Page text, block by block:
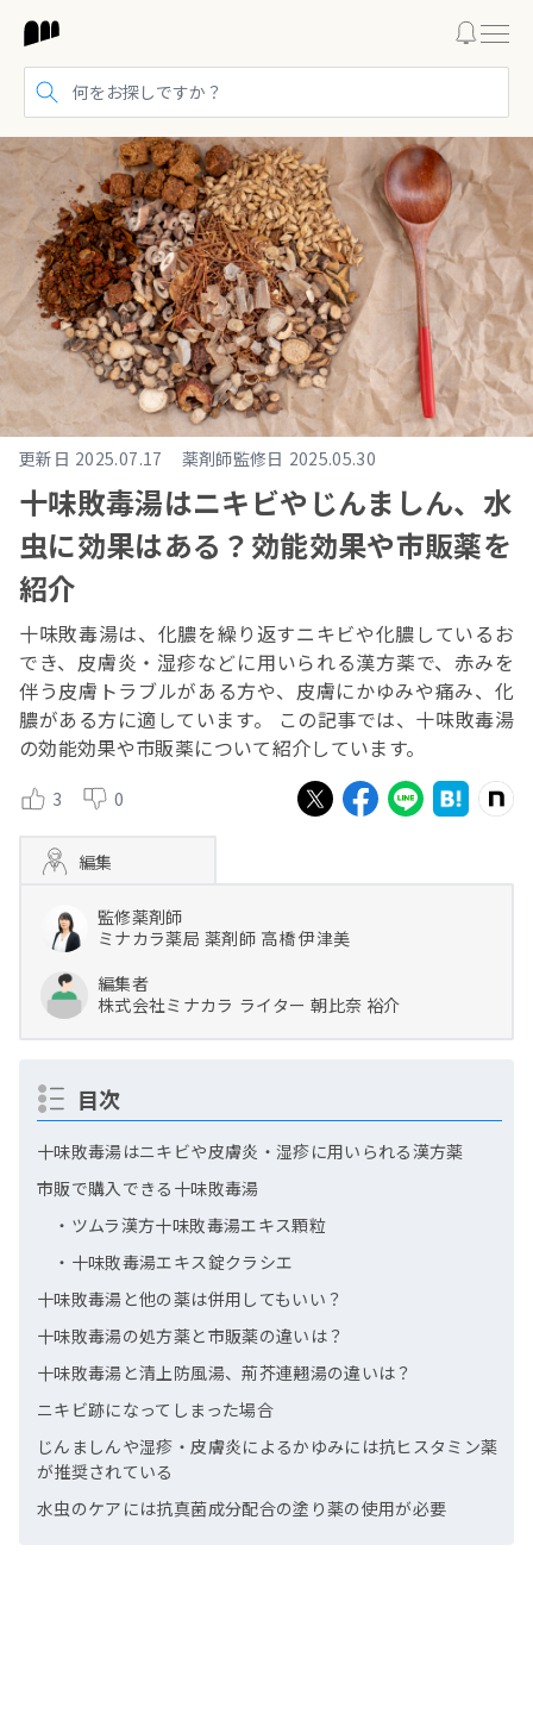
検索する
更新日 2025.07.17 薬剤師監修日 2025.05.30
十味敗毒湯はニキビやじんましん、水
虫に効果はある？効能効果や市販薬を
紹介
十味敗毒湯は、化膿を繰り返すニキビや化膿しているお
でき、皮膚炎・湿疹などに用いられる漢方薬で、赤みを
伴う皮膚トラブルがある方や、皮膚にかゆみや痛み、化
膿がある方に適しています。 この記事では、十味敗毒湯
の効能効果や市販薬について紹介しています。
3 0
編集
監修薬剤師
ミナカラ薬局 薬剤師 高橋 伊津美
編集者
株式会社ミナカラ ライター 朝比奈 裕介
目次
十味敗毒湯はニキビや皮膚炎・湿疹に用いられる漢方薬
市販で購入できる十味敗毒湯
・ツムラ漢方十味敗毒湯エキス顆粒
・十味敗毒湯エキス錠クラシエ
十味敗毒湯と他の薬は併用してもいい？
十味敗毒湯の処方薬と市販薬の違いは？
十味敗毒湯と清上防風湯、荊芥連翹湯の違いは？
ニキビ跡になってしまった場合
じんましんや湿疹・皮膚炎によるかゆみには抗ヒスタミン薬
が推奨されている
水虫のケアには抗真菌成分配合の塗り薬の使用が必要